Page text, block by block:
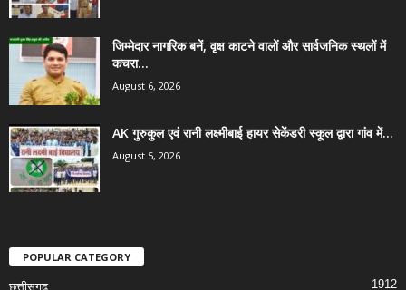
जिम्मेदार नागरिक बनें, वृक्ष काटने वालों और सार्वजनिक स्थलों में
कचरा...
August 6, 2026
AK गुरुकुल एवं रानी लक्ष्मीबाई हायर सेकेंडरी स्कूल द्वारा गांव में...
August 5, 2026
POPULAR CATEGORY
छत्तीसगढ़ 1912